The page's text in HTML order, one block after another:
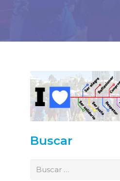
Buscar
Buscar: